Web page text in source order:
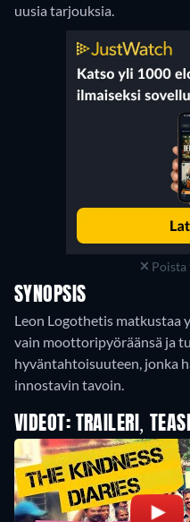
uusia tarjouksia.
Poista
SYNOPSIS
Leon Logothetis matkustaa
vain moottoripyöräänsä ja
hyväntahtoisuuteen, jonka
innostavin tavoin.
VIDEOT: TRAILERI,